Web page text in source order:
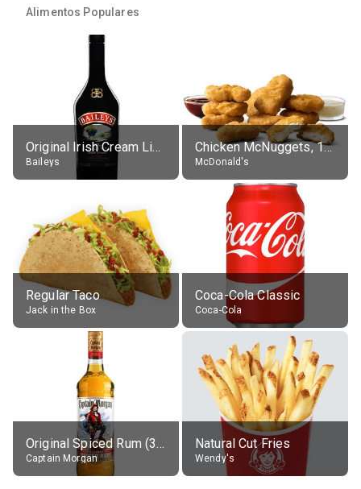
Alimentos Populares
Original Irish Cream Liqueur (17% alc.)
Baileys
Chicken McNuggets, 10 pieces, without sauce
McDonald's
Regular Taco
Jack in the Box
Coca-Cola Classic
Coca-Cola
Original Spiced Rum (35% alc.)
Captain Morgan
Natural Cut Fries
Wendy's